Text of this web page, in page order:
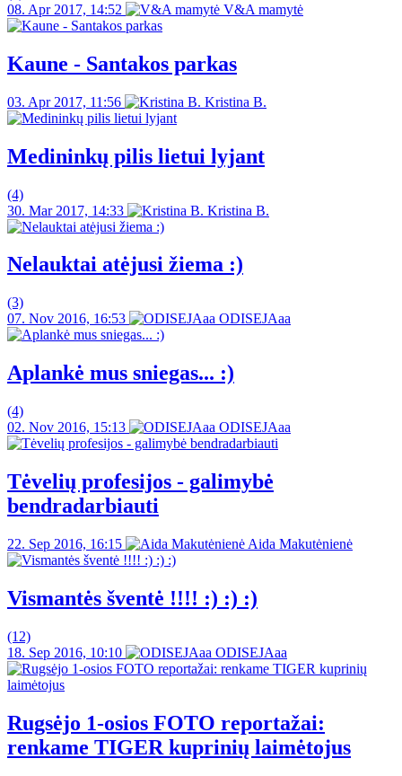
08. Apr 2017, 14:52
V&A mamytė
Kaune - Santakos parkas
03. Apr 2017, 11:56 Kristina B.
Medininkų pilis lietui lyjant
(4)
30. Mar 2017, 14:33
Kristina B.
Nelauktai atėjusi žiema :)
(3)
07. Nov 2016, 16:53
ODISEJAaa
Aplankė mus sniegas... :)
(4)
02. Nov 2016, 15:13
ODISEJAaa
Tėvelių profesijos - galimybė
bendradarbiauti
22. Sep 2016, 16:15 Aida Makutėnienė
Vismantės šventė !!!! :) :) :)
(12)
18. Sep 2016, 10:10
ODISEJAaa
Rugsėjo 1-osios FOTO reportažai:
renkame TIGER kuprinių laimėtojus